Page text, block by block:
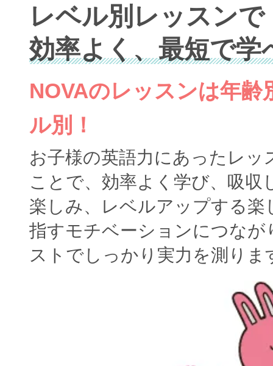
レベル別レッスンで
効率よく、最短で学
NOVAのレッスンは年齢
ル別！
お子様の英語力にあったレッ
ことで、効率よく学び、吸収
楽しみ、レベルアップする楽
指すモチベーションにつなが
ストでしっかり実力を測りま